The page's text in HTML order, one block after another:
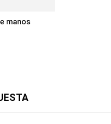
manos